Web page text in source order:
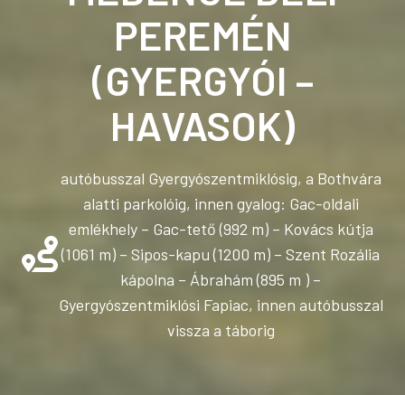
PEREMÉN
(GYERGYÓI –
HAVASOK)
autóbusszal Gyergyószentmiklósig, a Bothvára
alatti parkolóig, innen gyalog: Gac-oldali
emlékhely – Gac-tető (992 m) – Kovács kútja
(1061 m) – Sipos-kapu (1200 m) – Szent Rozália
kápolna – Ábrahám (895 m ) –
Gyergyószentmiklósi Fapiac, innen autóbusszal
vissza a táborig